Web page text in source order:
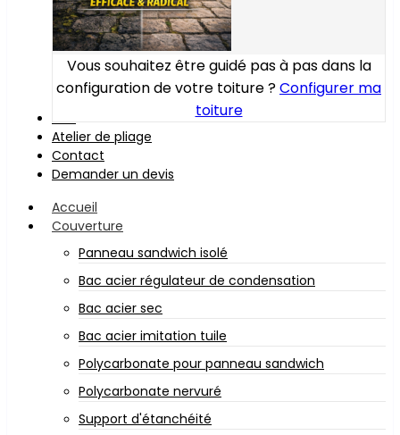
Vous souhaitez être guidé pas à pas dans la
configuration de votre toiture ?Configurer ma
toiture
Atelier de pliage
Contact
Demander un devis
Accueil
Couverture
Panneau sandwich isolé
Bac acier régulateur de condensation
Bac acier sec
Bac acier imitation tuile
Polycarbonate pour panneau sandwich
Polycarbonate nervuré
Support d'étanchéité